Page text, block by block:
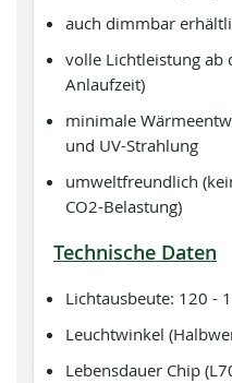
auch dimmbar
volle Lichtleistung ab
Anlaufzeit)
minimale
und UV-Strahlung
umweltfreundlich
CO2-Belastung)
Technische Daten
Lichtausbeute: 120 -
Leuchtwinkel
Lebensdauer Chip